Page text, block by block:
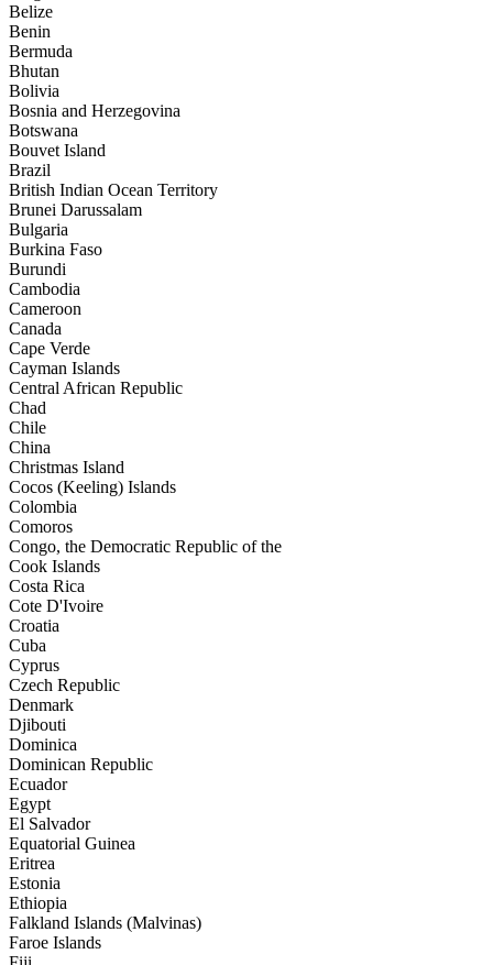
Belize
Benin
Bermuda
Bhutan
Bolivia
Bosnia and Herzegovina
Botswana
Bouvet Island
Brazil
British Indian Ocean Territory
Brunei Darussalam
Bulgaria
Burkina Faso
Burundi
Cambodia
Cameroon
Canada
Cape Verde
Cayman Islands
Central African Republic
Chad
Chile
China
Christmas Island
Cocos (Keeling) Islands
Colombia
Comoros
Congo, the Democratic Republic of the
Cook Islands
Costa Rica
Cote D'Ivoire
Croatia
Cuba
Cyprus
Czech Republic
Denmark
Djibouti
Dominica
Dominican Republic
Ecuador
Egypt
El Salvador
Equatorial Guinea
Eritrea
Estonia
Ethiopia
Falkland Islands (Malvinas)
Faroe Islands